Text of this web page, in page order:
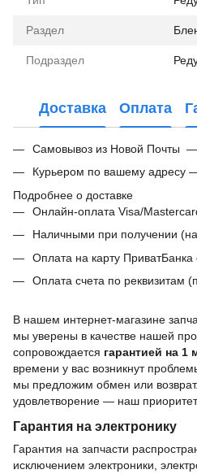
Раздел
Подраздел
Доставка Оплата
Самовывоз из Новой Почты —
Курьером по вашему адресу
Подробнее о доставке
Онлайн-оплата Visa/
Наличными при получении
Оплата на карту ПриватБанка
Оплата счета по реквизитам
В нашем интернет-магазине
мы уверены в качестве нашей
сопровождается гарантией на 1
времени у вас возникнут
мы предложим обмен или
удовлетворение — наш
Гарантия на электронику
Гарантия на запчасти
исключением электроники,